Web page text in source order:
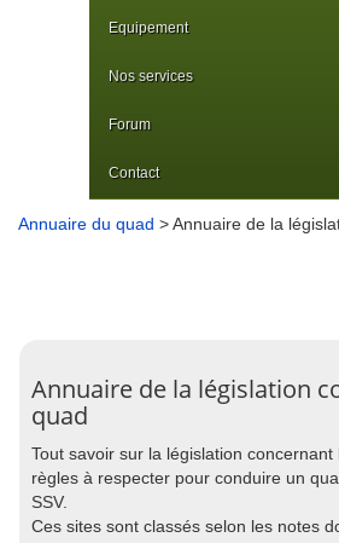
Equipement
Nos services
Forum
Contact
Annuaire du quad > Annuaire de la
Annuaire de la législation
quad
Tout savoir sur la législation
règles à respecter pour conduire un
SSV.
Ces sites sont classés selon les notes